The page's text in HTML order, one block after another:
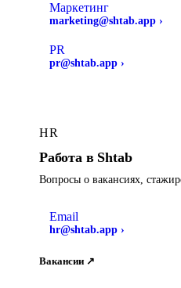
Маркетинг
marketing@shtab.app ›
PR
pr@shtab.app ›
HR
Работа в Shtab
Вопросы о вакансиях,
Email
hr@shtab.app ›
Вакансии ↗